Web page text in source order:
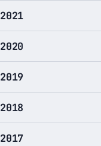
2021
2020
2019
2018
2017